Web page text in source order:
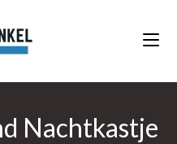
Nachtkastje